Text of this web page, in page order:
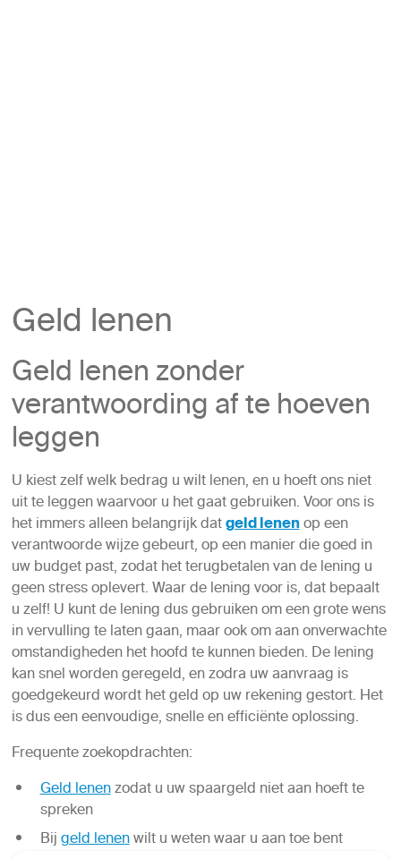
Geld lenen
Geld lenen zonder
verantwoording af te hoeven
leggen
U kiest zelf welk bedrag u wilt lenen, en u hoeft ons niet
uit te leggen waarvoor u het gaat gebruiken. Voor ons is
het immers alleen belangrijk datgeld lenenop een
verantwoorde wijze gebeurt, op een manier die goed in
uw budget past, zodat het terugbetalen van de lening u
geen stress oplevert. Waar de lening voor is, dat bepaalt
u zelf! U kunt de lening dus gebruiken om een grote wens
in vervulling te laten gaan, maar ook om aan onverwachte
omstandigheden het hoofd te kunnen bieden. De lening
kan snel worden geregeld, en zodra uw aanvraag is
goedgekeurd wordt het geld op uw rekening gestort. Het
is dus een eenvoudige, snelle en efficiënte oplossing.
Frequente zoekopdrachten:
Geld lenenzodat u uw spaargeld niet aan hoeft te
spreken
Bijgeld lenenwilt u weten waar u aan toe bent